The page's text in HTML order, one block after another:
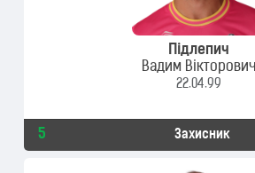
Підлепич
Вадим Вікторович
22.04.99
5 Захисник